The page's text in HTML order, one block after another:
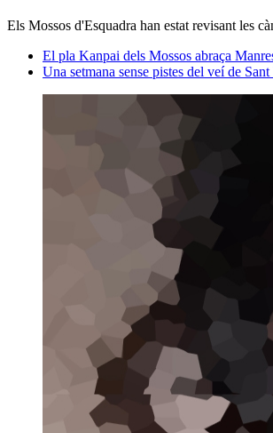
Els Mossos d'Esquadra han estat revisant les
El pla Kanpai dels Mossos abraça
Una setmana sense pistes del veí de